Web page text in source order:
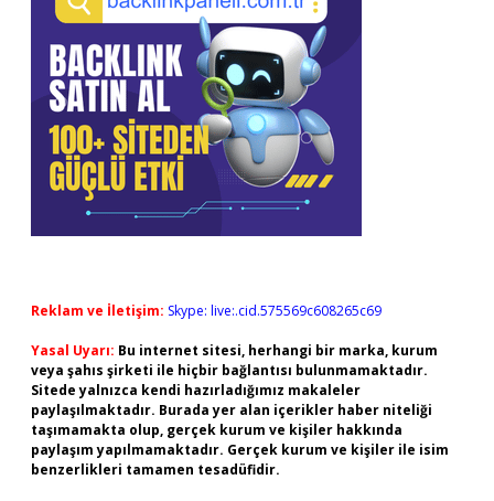
Reklam ve İletişim: Skype: live:.cid.575569c608265c69
Yasal Uyarı: Bu internet sitesi, herhangi bir marka, kurum
veya şahıs şirketi ile hiçbir bağlantısı bulunmamaktadır.
Sitede yalnızca kendi hazırladığımız makaleler
paylaşılmaktadır. Burada yer alan içerikler haber niteliği
taşımamakta olup, gerçek kurum ve kişiler hakkında
paylaşım yapılmamaktadır. Gerçek kurum ve kişiler ile isim
benzerlikleri tamamen tesadüfidir.